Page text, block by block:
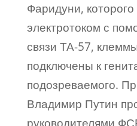
Фаридуни,
электротоком с
связи ТА-57,
подключены к
подозреваемого.
Владимир Путин